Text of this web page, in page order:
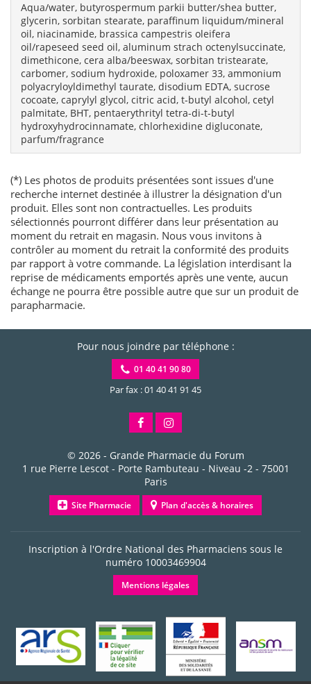
Aqua/water, butyrospermum parkii butter/shea butter,
glycerin, sorbitan stearate, paraffinum liquidum/mineral
oil, niacinamide, brassica campestris oleifera
oil/rapeseed seed oil, aluminum strach octenylsuccinate,
dimethicone, cera alba/beeswax, sorbitan tristearate,
carbomer, sodium hydroxide, poloxamer 33, ammonium
polyacryloyldimethyl taurate, disodium EDTA, sucrose
cocoate, caprylyl glycol, citric acid, t-butyl alcohol, cetyl
palmitate, BHT, pentaerythrityl tetra-di-t-butyl
hydroxyhydrocinnamate, chlorhexidine digluconate,
parfum/fragrance
(*) Les photos de produits présentées sont issues d'une
recherche internet destinée à illustrer la désignation d'un
produit. Elles sont non contractuelles. Les produits
sélectionnés pourront différer dans leur présentation au
moment du retrait en magasin. Nous vous invitons à
contrôler au moment du retrait la conformité des produits
par rapport à votre commande. La législation interdisant la
reprise de médicaments emportés après une vente, aucun
échange ne pourra être possible autre que sur un produit de
parapharmacie.
Pour nous joindre par téléphone :
01 40 41 90 80
Par fax : 01 40 41 91 45
© 2026 - Grande Pharmacie du Forum
1 rue Pierre Lescot - Porte Rambuteau - Niveau -2- 75001
Paris
Site Pharmacie Plan d'accès & horaires
Inscription à l'Ordre National des Pharmaciens sous le
numéro 10003469904
Mentions légales